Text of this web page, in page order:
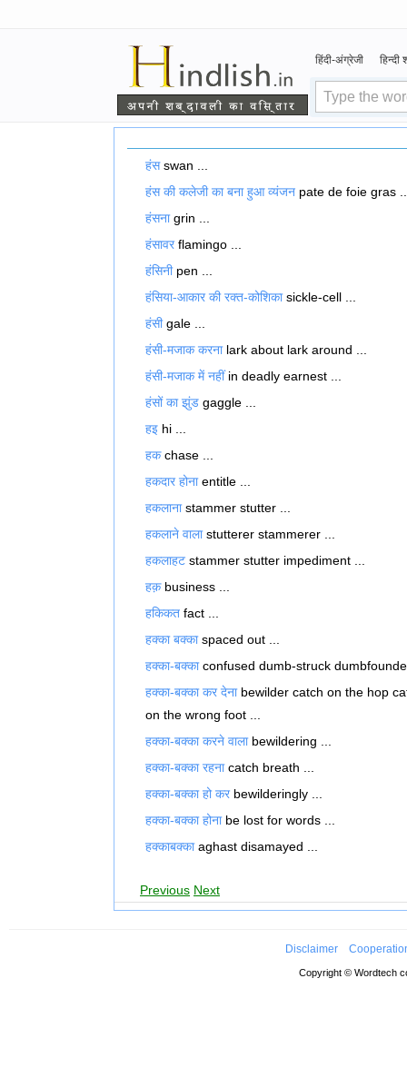
हिंदी-अंग्रेजी हिन्दी
हंसswan ...
हंस की कलेजी का बना हुआ व्यंजन pate de foie gras
हंसनाgrin ...
हंसावरflamingo ...
हंसिनीpen ...
हंसिया-आकार की रक्त-कोशिकाsickle-cell ...
हंसीgale ...
हंसी-मजाक करनाlark about lark around ...
हंसी-मजाक में नहींin deadly earnest ...
हंसों का झुंड gaggle ...
हइ hi ...
हकchase ...
हकदार होनाentitle ...
हकलानाstammer stutter ...
हकलाने वालाstutterer stammerer ...
हकलाहट stammer stutter impediment ...
हक़business ...
हकिकत fact ...
हक्का बक्काspaced out ...
हक्का-बक्काconfused dumb-struck
हक्का-बक्का कर देनाbewilder catch on the hop
on the wrong foot ...
हक्का-बक्का करने वालाbewildering ...
हक्का-बक्का रहनाcatch breath ...
हक्का-बक्का हो करbewilderingly ...
हक्का-बक्का होनाbe lost for words ...
हक्काबक्काaghast disamayed ...
Previous Next
Disclaimer
Copyright © Wordtech